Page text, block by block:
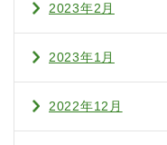
2023年2月
2023年1月
2022年12月